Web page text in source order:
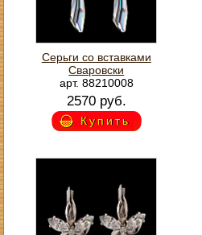
Серьги со вставками
Сваровски
арт. 88210008
2570 руб.
Купить